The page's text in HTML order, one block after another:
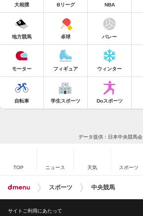
大相撲 Bリーグ NBA
地方競馬 卓球 バレー
モーター フィギュア ウィンター
自転車 学生スポーツ Doスポーツ
データ提供：日本中央競馬会
TOP ニュース 天気 スポーツ
スポーツ 中央競馬
サイトご利用にあたって